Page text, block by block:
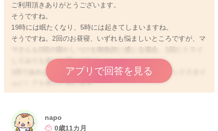
ご利用頂きありがとうございます。
そうですね。
19時には眠たくなり、5時には起きてしまいますね。
そうですね。2回のお昼寝、いずれも悩ましいところですが、マ
マさんも2回の寝かしつけを御負担に感じる場合、1回にトライ
してみても良いと思いますよ。
1回であれば、添い乳しながら、ママさんも少しリラックスタイ
ムにしても良いと思います。
赤ちゃん時代の寝かしつけが、今後ずっと続くわけではありま
5.6時に起床して眠たそうにする10-11時にお出かけしたり、昼
ごはんを食べてしまうのもお勧めです。昼寝は、11-12時くらい
アプリで回答を見る
napo
0歳11カ月